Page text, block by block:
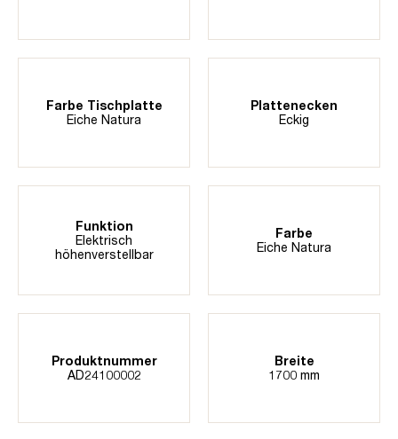
Farbe Tischplatte
Eiche Natura
Plattenecken
Eckig
Funktion
Elektrisch
höhenverstellbar
Farbe
Eiche Natura
Produktnummer
AD24100002
Breite
1700 mm